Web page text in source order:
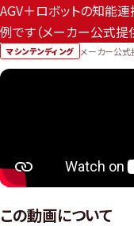
AGV＋ロボットの知能
例です（メーカー公式提
マシンテンディング メーカー公式
この動画について